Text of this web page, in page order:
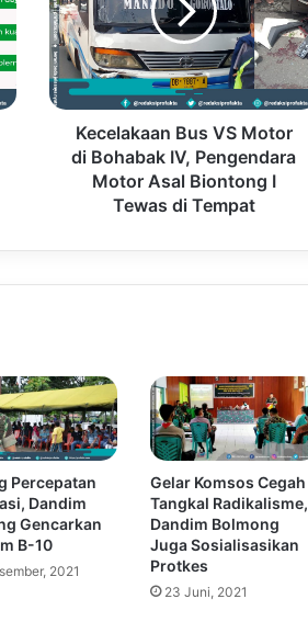
Kecelakaan Bus VS Motor
di Bohabak IV, Pengendara
Motor Asal Biontong I
Tewas di Tempat
Percepatan
Dandim
Gencarkan
B-10
2021
Gelar Komsos Cegah
Tangkal Radikalisme,
Dandim Bolmong
Juga Sosialisasikan
Protkes
23 Juni, 2021